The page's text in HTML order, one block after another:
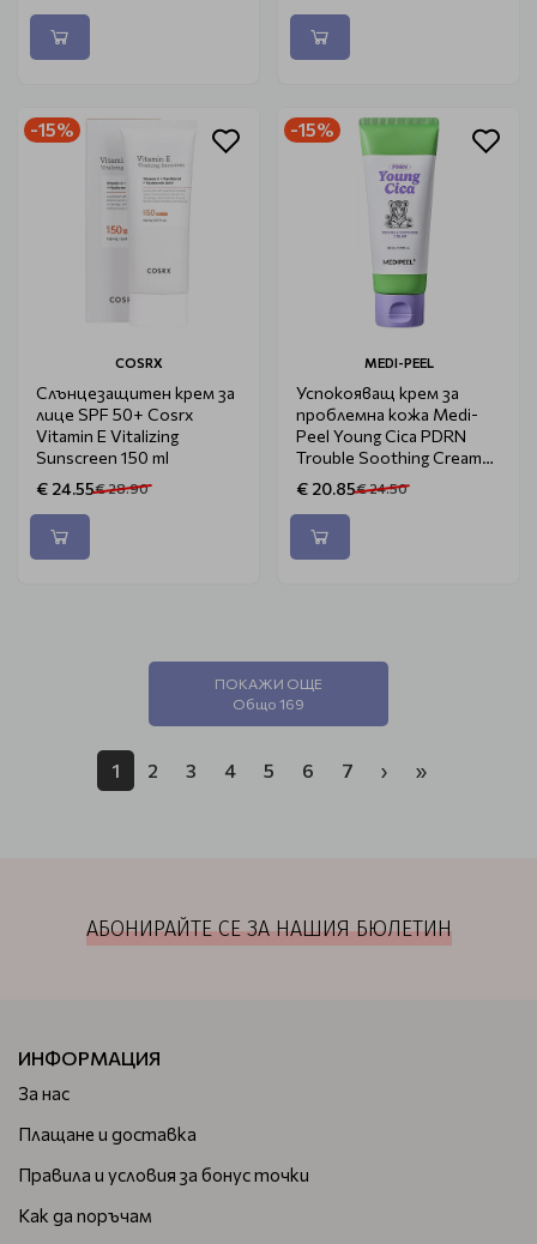
-15%
COSRX
Слънцезащитен крем за
лице SPF 50+ Cosrx
Vitamin E Vitalizing
Sunscreen 150 ml
€ 24.55€ 28.90
-15%
MEDI-PEEL
Успокояващ крем за
проблемна кожа Medi-
Peel Young Cica PDRN
Trouble Soothing Cream
80ml
€ 20.85€ 24.50
ПОКАЖИ ОЩЕ
Общо 169
1 2 3 4 5 6 7 › »
АБОНИРАЙТЕ СЕ ЗА НАШИЯ БЮЛЕТИН
ИНФОРМАЦИЯ
За нас
Плащане и доставка
Правила и условия за бонус точки
Как да поръчам